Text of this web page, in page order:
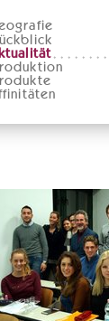
ückblick
ktualität
roduktion
rodukte